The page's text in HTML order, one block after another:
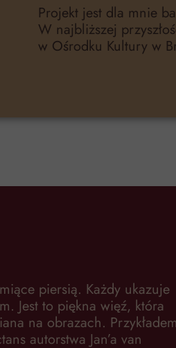
Projekt jest dla mnie
W najbliższej
w Ośrodku Kultury w
piersią. Każdy ukazuje
Jest to piękna więź, która
na obrazach. Przykładem
autorstwa Jan’a van